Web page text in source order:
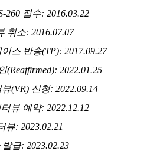
260 접수: 2016.03.22
취소: 2016.07.07
스 반송(TP): 2017.09.27
(Reaffirmed): 2022.01.25
뷰(VR) 신청: 2022.09.14
뷰 예약: 2022.12.12
뷰: 2023.02.21
발급: 2023.02.23